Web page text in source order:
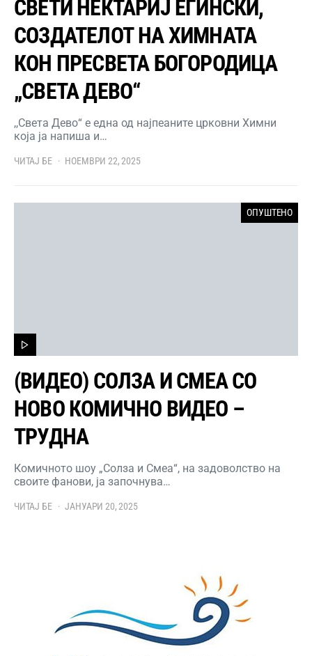
СВЕТИ НЕКТАРИЈ ЕГИНСКИ,
СОЗДАТЕЛОТ НА ХИМНАТА
КОН ПРЕСВЕТА БОГОРОДИЦА
„СВЕТА ДЕВО“
,,Света Дево“ е една од најпеаните црковни Химни
која ја напиша и…
ЧИТАЈ БЕ НОЕМВРИ 22, 2025
ОПУШТЕНО
(ВИДЕО) СОЛЗА И СМЕА СО
НОВО КОМИЧНО ВИДЕО –
ТРУДНА
Комичното шоу „Солза и Смеа“, на задоволство на
своите фанови, ја започнува…
ЧИТАЈ БЕ ЈАНУАРИ 20, 2025